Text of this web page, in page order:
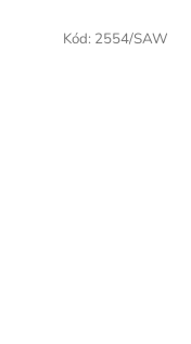
Kód: 2554/SAW